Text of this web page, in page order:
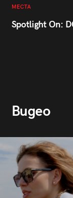
МЕСТА
Spotlight On:
Видео